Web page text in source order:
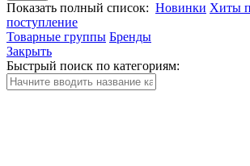
Показать полный список: Новинки Хиты
поступление
Товарные группы Бренды
Закрыть
Быстрый поиск по категориям: